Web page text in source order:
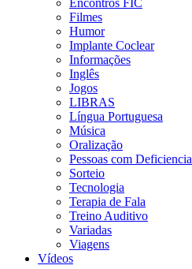
Encontros FIC
Filmes
Humor
Implante Coclear
Informações
Inglês
Jogos
LIBRAS
Língua Portuguesa
Música
Oralização
Pessoas com Deficiencia
Sorteio
Tecnologia
Terapia de Fala
Treino Auditivo
Variadas
Viagens
Vídeos